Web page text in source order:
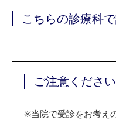
こちらの診療科
ご注意ください
※当院で受診をお考え